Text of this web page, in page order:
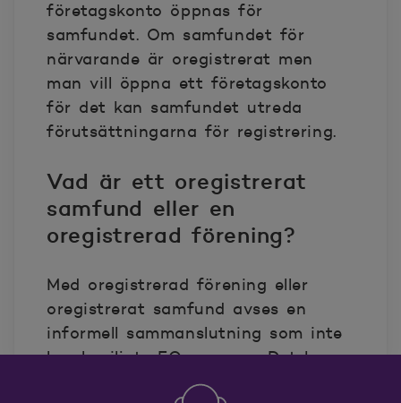
företagskonto öppnas för
samfundet. Om samfundet för
närvarande är oregistrerat men
man vill öppna ett företagskonto
för det kan samfundet utreda
förutsättningarna för registrering.
Vad är ett oregistrerat
samfund eller en
oregistrerad förening?
Med oregistrerad förening eller
oregistrerat samfund avses en
informell sammanslutning som inte
har beviljats FO-nummer. Det kan
till exempel vara fråga om en